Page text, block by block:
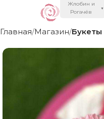
Жлобин и
Рогачёв
▼
Главная Магазин Букеты